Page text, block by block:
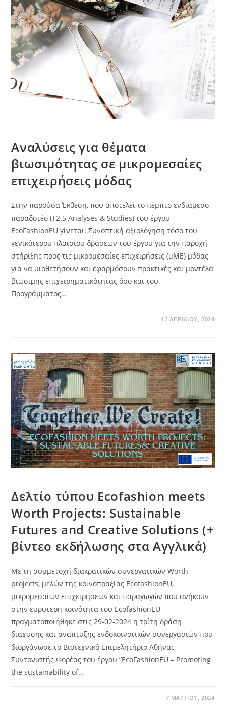
Αναλύσεις για θέματα
βιωσιμότητας σε μικρομεσαίες
επιχειρήσεις μόδας
Στην παρούσα Έκθεση, που αποτελεί το πέμπτο ενδιάμεσο
παραδοτέο (Τ2.5 Analyses & Studies) του έργου
EcoFashionEU γίνεται: Συνοπτική αξιολόγηση τόσο του
γενικότερου πλαισίου δράσεων του έργου για την παροχή
στήριξης προς τις μικρομεσαίες επιχειρήσεις (μΜΕ) μόδας
για να υιοθετήσουν και εφαρμόσουν πρακτικές και μοντέλα
βιώσιμης επιχειρηματικότητας όσο και του
Προγράμματος…
12 ΑΠΡΙΛΊΟΥ, 2024
Δελτίο τύπου Ecofashion meets
Worth Projects: Sustainable
Futures and Creative Solutions (+
βίντεο εκδήλωσης στα Αγγλικά)
Με τη συμμετοχή διακρατικών συνεργατικών Worth
projects, μελών της κοινοπραξίας EcofashionEU,
μικρομεσαίων επιχειρήσεων και παραγωγών που ανήκουν
στην ευρύτερη κοινότητα του EcofashionEU
πραγματοποιήθηκε στις 29-02-2024 η τρίτη δράση
διάχυσης και ανάπτυξης ενδοκοινοτικών συνεργασιών που
διοργάνωσε το Βιοτεχνικό Επιμελητήριο Αθήνας –
Συντονιστής Φορέας του έργου “EcoFashionEU – Promoting
the sustainability of…
7 ΜΑΡΤΊΟΥ, 2024